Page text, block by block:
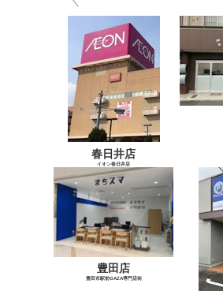
春日井店
イオン春日井店
豊田店
豊田市駅前GAZA専門店街